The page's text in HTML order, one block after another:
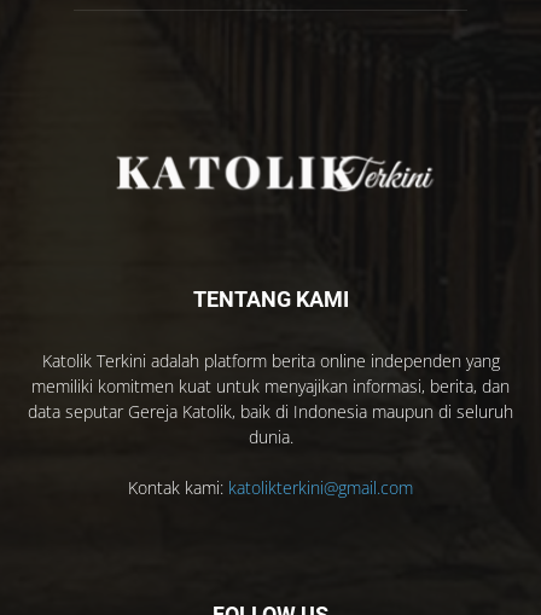
TENTANG KAMI
Katolik Terkini adalah platform berita online independen yang
memiliki komitmen kuat untuk menyajikan informasi, berita, dan
data seputar Gereja Katolik, baik di Indonesia maupun di seluruh
dunia.
Kontak kami: katolikterkini@gmail.com